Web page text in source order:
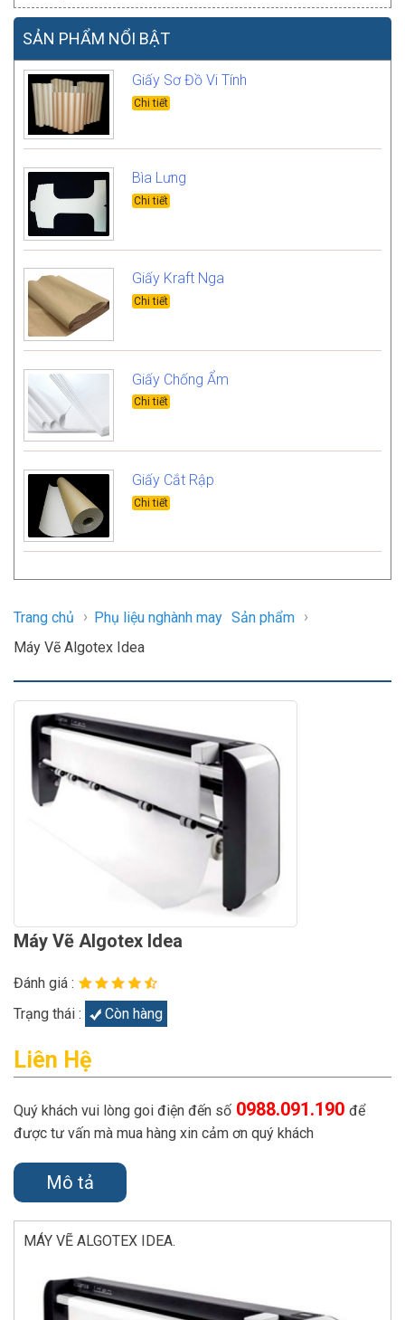
SẢN PHẨM NỔI BẬT
Giấy Sơ Đồ Vi Tính
Bìa Lưng
Giấy Kraft Nga
Giấy Chống Ẩm
Giấy Cắt Rập
Trang chủ › Phụ liệu nghành may Sản phẩm ›
Máy Vẽ Algotex Idea
Máy Vẽ Algotex Idea
Đánh giá :
Trạng thái :
Còn hàng
Liên Hệ
Quý khách vui lòng goi điện đến số 0988.091.190 để
được tư vấn mà mua hàng xin cảm ơn quý khách
Mô tả
MÁY VẼ ALGOTEX IDEA.